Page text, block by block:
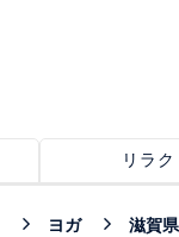
リラ
ヨガ 滋賀県